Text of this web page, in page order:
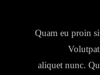
Quam eu proin
aliquet nunc.